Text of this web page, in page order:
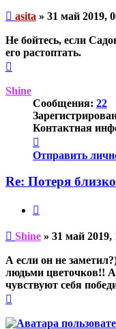
Непрочитанное
asita » 31 май 2019,
Не бойтесь, если
его растоптать.
началу
Shine
Сообщения: 22
Контактная
информация
пользователя
Отправить
Re: Потеря
Непрочитанное
Shine » 31 май 2019,
А если он не
людьми цветочков!!
чувствуют себя
началу